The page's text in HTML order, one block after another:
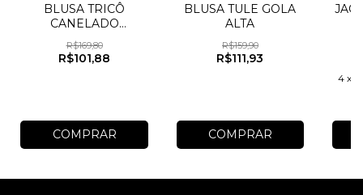
BLUSA TRICÔ
CANELADO
S/MANGA
R$169,80
R$101,88
COMPRAR
BLUSA TULE GOLA
ALTA
R$159,90
R$111,93
COMPRAR
4 x